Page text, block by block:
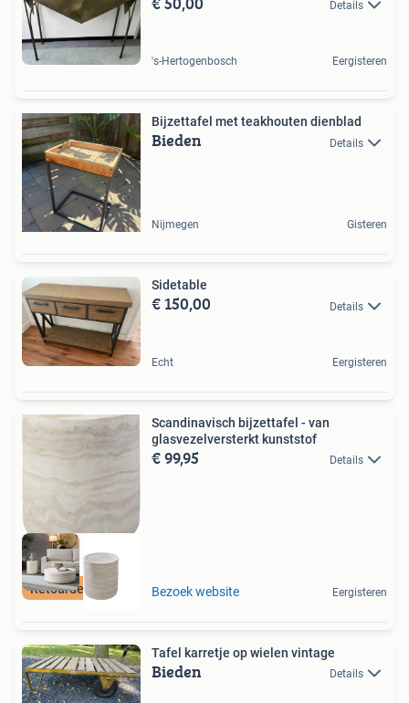
Details
's-Hertogenbosch Eergisteren
Bijzettafel met teakhouten dienblad
Bieden Details
Nijmegen Gisteren
Sidetable
€ 150,00 Details
Echt Eergisteren
Scandinavisch bijzettafel - van
glasvezelversterkt kunststof
€ 99,95 Details
Bezoek website Eergisteren
Tafel karretje op wielen vintage
Bieden Details